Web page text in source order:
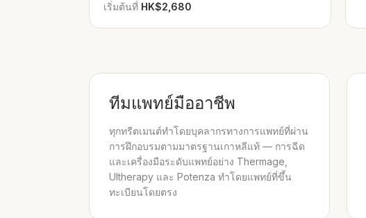
เริ่มต้นที่ HK$2,680
ทีมแพทย์มืออาชีพ
ทุกทรีตเมนต์ทำโดยบุคลากรทางการแพทย์ที่ผ่าน
การฝึกอบรมตามมาตรฐานเกาหลีแท้ — การฉีด
และเครื่องมือระดับแพทย์อย่าง Thermage,
Ultherapy และ Potenza ทำโดยแพทย์ที่ขึ้น
ทะเบียนโดยตรง